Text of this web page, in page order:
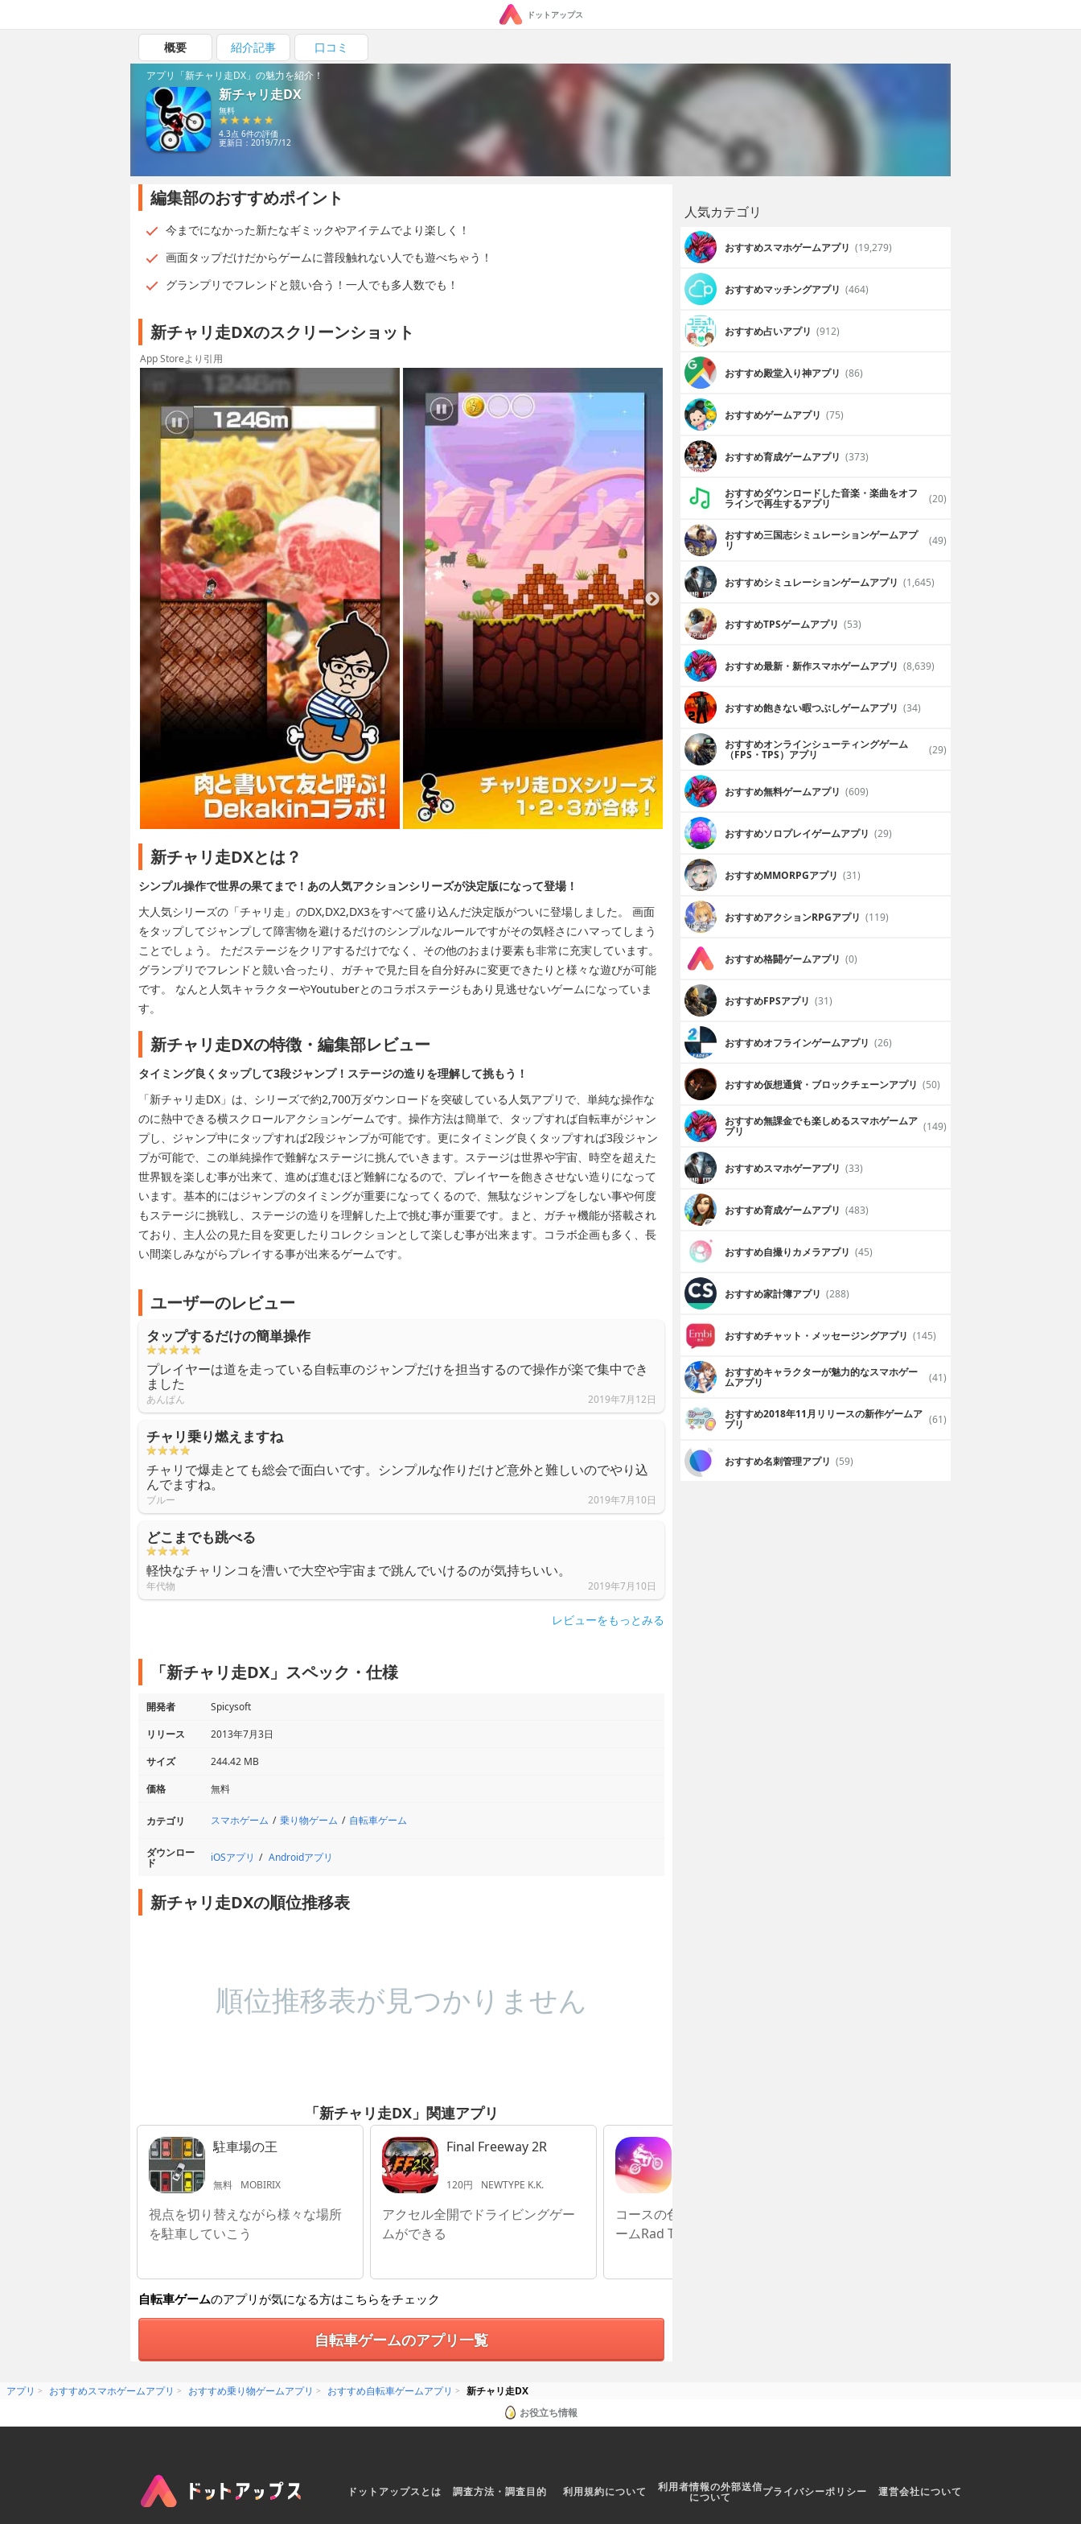
ドットアップス
概要 紹介記事 口コミ
アプリ「新チャリ走DX」の魅力を紹介！
新チャリ走DX
無料
4.3点 6件の評価
更新日：2019/7/12
編集部のおすすめポイント
今までになかった新たなギミックやアイテムでより楽しく！
画面タップだけだからゲームに普段触れない人でも遊べちゃう！
グランプリでフレンドと競い合う！一人でも多人数でも！
新チャリ走DXのスクリーンショット
App Storeより引用
新チャリ走DXとは？
シンプル操作で世界の果てまで！あの人気アクションシリーズが決定版になって登場！
大人気シリーズの「チャリ走」のDX,DX2,DX3をすべて盛り込んだ決定版がついに登場しました。 画面
をタップしてジャンプして障害物を避けるだけのシンプルなルールですがその気軽さにハマってしまう
ことでしょう。 ただステージをクリアするだけでなく、その他のおまけ要素も非常に充実しています。
グランプリでフレンドと競い合ったり、ガチャで見た目を自分好みに変更できたりと様々な遊びが可能
です。 なんと人気キャラクターやYoutuberとのコラボステージもあり見逃せないゲームになっていま
す。
新チャリ走DXの特徴・編集部レビュー
タイミング良くタップして3段ジャンプ！ステージの造りを理解して挑もう！
「新チャリ走DX」は、シリーズで約2,700万ダウンロードを突破している人気アプリで、単純な操作な
のに熱中できる横スクロールアクションゲームです。操作方法は簡単で、タップすれば自転車がジャン
プし、ジャンプ中にタップすれば2段ジャンプが可能です。更にタイミング良くタップすれば3段ジャン
プが可能で、この単純操作で難解なステージに挑んでいきます。ステージは世界や宇宙、時空を超えた
世界観を楽しむ事が出来て、進めば進むほど難解になるので、プレイヤーを飽きさせない造りになって
います。基本的にはジャンプのタイミングが重要になってくるので、無駄なジャンプをしない事や何度
もステージに挑戦し、ステージの造りを理解した上で挑む事が重要です。まと、ガチャ機能が搭載され
ており、主人公の見た目を変更したりコレクションとして楽しむ事が出来ます。コラボ企画も多く、長
い間楽しみながらプレイする事が出来るゲームです。
ユーザーのレビュー
タップするだけの簡単操作
プレイヤーは道を走っている自転車のジャンプだけを担当するので操作が楽で集中でき
ました
あんぱん 2019年7月12日
チャリ乗り燃えますね
チャリで爆走とても総会で面白いです。シンプルな作りだけど意外と難しいのでやり込
んでますね。
ブルー 2019年7月10日
どこまでも跳べる
軽快なチャリンコを漕いで大空や宇宙まで跳んでいけるのが気持ちいい。
年代物 2019年7月10日
レビューをもっとみる
「新チャリ走DX」スペック・仕様
開発者
Spicysoft
リリース
2013年7月3日
サイズ
244.42 MB
価格
無料
カテゴリ スマホゲーム 乗り物ゲーム 自転車ゲーム
ダウンロー
ド iOSアプリ Androidアプリ
新チャリ走DXの順位推移表
順位推移表が見つかりません
「新チャリ走DX」関連アプリ
駐車場の王
無料 MOBIRIX
視点を切り替えながら様々な場所
を駐車していこう
Final Freeway 2R
120円 NEWTYPE K.K.
アクセル全開でドライビングゲー
ムができる
コースの色合いが美しいレースゲ
ームRad Trails!
自転車ゲームのアプリが気になる方はこちらをチェック
自転車ゲームのアプリ一覧
人気カテゴリ
おすすめスマホゲームアプリ (19,279)
おすすめマッチングアプリ (464)
おすすめ占いアプリ (912)
おすすめ殿堂入り神アプリ (86)
おすすめゲームアプリ (75)
おすすめ育成ゲームアプリ (373)
おすすめダウンロードした音楽・楽曲をオフ
ラインで再生するアプリ (20)
おすすめ三国志シミュレーションゲームアプ
リ (49)
おすすめシミュレーションゲームアプリ (1,645)
おすすめTPSゲームアプリ (53)
おすすめ最新・新作スマホゲームアプリ (8,639)
おすすめ飽きない暇つぶしゲームアプリ (34)
おすすめオンラインシューティングゲーム
（FPS・TPS）アプリ (29)
おすすめ無料ゲームアプリ (609)
おすすめソロプレイゲームアプリ (29)
おすすめ MMORPGアプリ (31)
おすすめアクションRPGアプリ (119)
おすすめ格闘ゲームアプリ (0)
おすすめFPSアプリ (31)
おすすめオフラインゲームアプリ (26)
おすすめ仮想通貨・ブロックチェーンアプリ (50)
おすすめ無課金でも楽しめるスマホゲームア
プリ (149)
おすすめスマホゲーアプリ (33)
おすすめ育成ゲームアプリ (483)
おすすめ自撮りカメラアプリ (45)
おすすめ家計簿アプリ (288)
おすすめチャット・メッセージングアプリ (145)
おすすめキャラクターが魅力的なスマホゲー
ムアプリ (41)
おすすめ2018年11月リリースの新作ゲームア
プリ (61)
おすすめ名刺管理アプリ (59)
アプリ おすすめスマホゲームアプリ おすすめ乗り物ゲームアプリ おすすめ自転車ゲームアプリ
新チャリ走DX
お役立ち情報
ドットアップスとは 調査方法・調査目的 利用規約について 利用者情報の外部送信
について プライバシーポリシー 運営会社について